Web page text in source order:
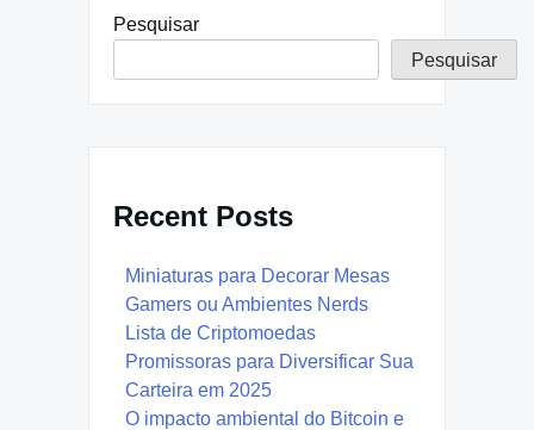
Pesquisar
Pesquisar
Recent Posts
Miniaturas para Decorar Mesas
Gamers ou Ambientes Nerds
Lista de Criptomoedas
Promissoras para Diversificar Sua
Carteira em 2025
O impacto ambiental do Bitcoin e